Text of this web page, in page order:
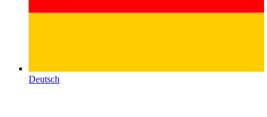
Deutsch